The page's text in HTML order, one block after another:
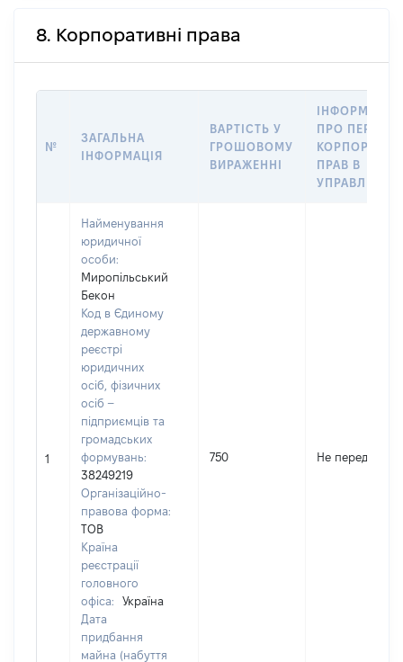
8. Корпоративні права
№
ЗАГАЛЬНА
ІНФОРМАЦІЯ
ВАРТІСТЬ У
ГРОШОВОМУ
ВИРАЖЕННІ
ІНФОРМАЦІЯ
ПРО
ПРАВ В
УПРАВЛІННЯ
1
Найменування
юридичної
особи:
Миропільський
Бекон
Код в Єдиному
державному
реєстрі
юридичних
осіб, фізичних
осіб –
підприємців та
громадських
формувань:
38249219
Організаційно-
правова форма:
ТОВ
Країна
реєстрації
головного
офіса:
Україна
Дата
придбання
майна (набуття
750 Не передано